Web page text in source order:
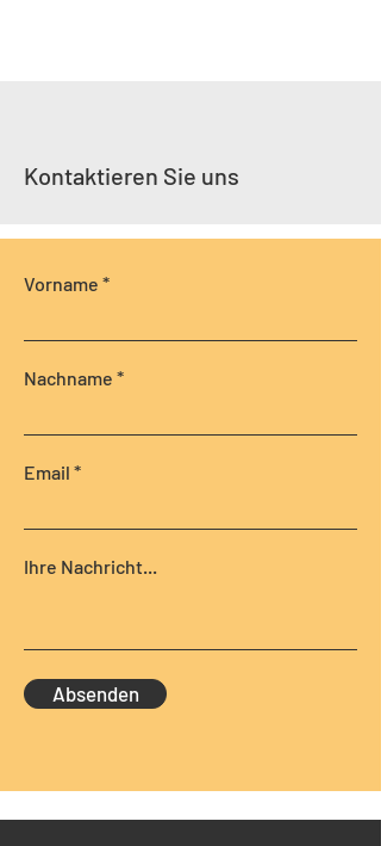
Kontaktieren Sie uns
Vorname
Nachname
Email
Ihre Nachricht...
Absenden